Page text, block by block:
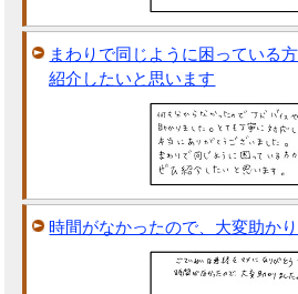
まわりで同じように困っている
紹介したいと思います
時間がなかったので、大変助か